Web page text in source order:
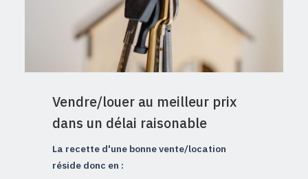
Vendre/louer au meilleur prix
dans un délai raisonable
La recette d'une bonne vente/location
réside donc en :